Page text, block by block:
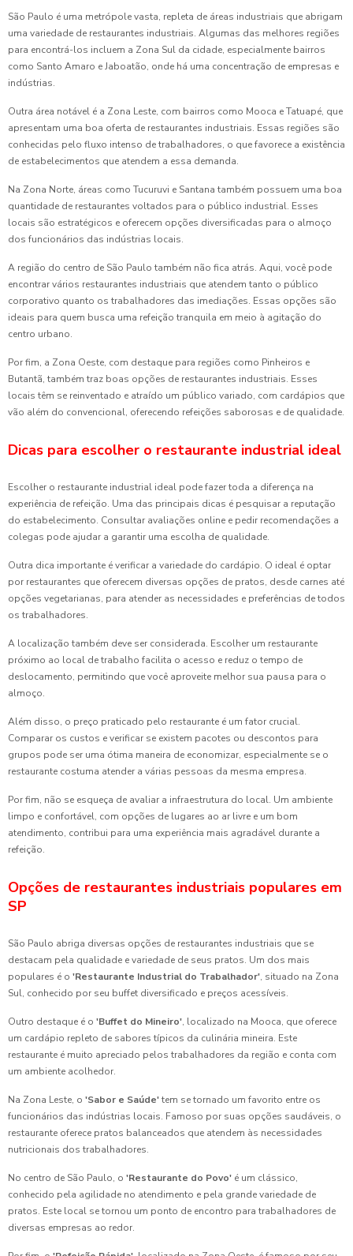
São Paulo é uma metrópole vasta, repleta de áreas industriais que abrigam
uma variedade de restaurantes industriais. Algumas das melhores regiões
para encontrá-los incluem a Zona Sul da cidade, especialmente bairros
como Santo Amaro e Jaboatão, onde há uma concentração de empresas e
indústrias.
Outra área notável é a Zona Leste, com bairros como Mooca e Tatuapé, que
apresentam uma boa oferta de restaurantes industriais. Essas regiões são
conhecidas pelo fluxo intenso de trabalhadores, o que favorece a existência
de estabelecimentos que atendem a essa demanda.
Na Zona Norte, áreas como Tucuruvi e Santana também possuem uma boa
quantidade de restaurantes voltados para o público industrial. Esses
locais são estratégicos e oferecem opções diversificadas para o almoço
dos funcionários das indústrias locais.
A região do centro de São Paulo também não fica atrás. Aqui, você pode
encontrar vários restaurantes industriais que atendem tanto o público
corporativo quanto os trabalhadores das imediações. Essas opções são
ideais para quem busca uma refeição tranquila em meio à agitação do
centro urbano.
Por fim, a Zona Oeste, com destaque para regiões como Pinheiros e
Butantã, também traz boas opções de restaurantes industriais. Esses
locais têm se reinventado e atraído um público variado, com cardápios que
vão além do convencional, oferecendo refeições saborosas e de qualidade.
Dicas para escolher o restaurante industrial ideal
Escolher o restaurante industrial ideal pode fazer toda a diferença na
experiência de refeição. Uma das principais dicas é pesquisar a reputação
do estabelecimento. Consultar avaliações online e pedir recomendações a
colegas pode ajudar a garantir uma escolha de qualidade.
Outra dica importante é verificar a variedade do cardápio. O ideal é optar
por restaurantes que oferecem diversas opções de pratos, desde carnes até
opções vegetarianas, para atender as necessidades e preferências de todos
os trabalhadores.
A localização também deve ser considerada. Escolher um restaurante
próximo ao local de trabalho facilita o acesso e reduz o tempo de
deslocamento, permitindo que você aproveite melhor sua pausa para o
almoço.
Além disso, o preço praticado pelo restaurante é um fator crucial.
Comparar os custos e verificar se existem pacotes ou descontos para
grupos pode ser uma ótima maneira de economizar, especialmente se o
restaurante costuma atender a várias pessoas da mesma empresa.
Por fim, não se esqueça de avaliar a infraestrutura do local. Um ambiente
limpo e confortável, com opções de lugares ao ar livre e um bom
atendimento, contribui para uma experiência mais agradável durante a
refeição.
Opções de restaurantes industriais populares em
SP
São Paulo abriga diversas opções de restaurantes industriais que se
destacam pela qualidade e variedade de seus pratos. Um dos mais
populares é o 'Restaurante Industrial do Trabalhador', situado na Zona
Sul, conhecido por seu buffet diversificado e preços acessíveis.
Outro destaque é o 'Buffet do Mineiro', localizado na Mooca, que oferece
um cardápio repleto de sabores típicos da culinária mineira. Este
restaurante é muito apreciado pelos trabalhadores da região e conta com
um ambiente acolhedor.
Na Zona Leste, o 'Sabor e Saúde'tem se tornado um favorito entre os
funcionários das indústrias locais. Famoso por suas opções saudáveis, o
restaurante oferece pratos balanceados que atendem às necessidades
nutricionais dos trabalhadores.
No centro de São Paulo, o 'Restaurante do Povo' é um clássico,
conhecido pela agilidade no atendimento e pela grande variedade de
pratos. Este local se tornou um ponto de encontro para trabalhadores de
diversas empresas ao redor.